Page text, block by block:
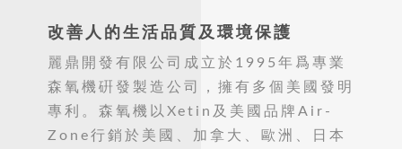
改善人的生活品質及環境保護
麗鼎開發有限公司成立於1995年爲專業
森氧機硏發製造公司，擁有多個美國發明
專利。森氧機以Xetin及美國品牌Air-
Zone行銷於美國、加拿大、歐洲、日本